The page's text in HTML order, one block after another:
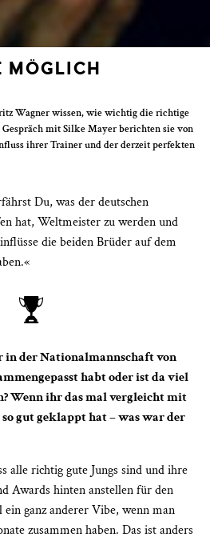
MÖGLICH
Wagner wissen, wie wichtig die richtige
mit Silke Mayer berichten sie von
ihrer Trainer und der derzeit perfekten
Du, was der deutschen
hat, Weltmeister zu werden und
die beiden Brüder auf dem
in der Nationalmannschaft von
habt oder ist da viel
Wenn ihr das mal vergleicht mit
so gut geklappt hat – was war der
alle richtig gute Jungs sind und ihre
Awards hinten anstellen für den
ganz anderer Vibe, wenn man
zusammen haben. Das ist anders